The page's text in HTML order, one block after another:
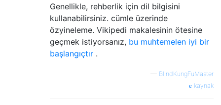
Genellikle, rehberlik için dil bilgisini
kullanabilirsiniz. cümle üzerinde
özyineleme. Vikipedi makalesinin ötesine
geçmek istiyorsanız, bu muhtemelen iyi bir
başlangıçtır .
— BlindKungFuMaster
kaynak